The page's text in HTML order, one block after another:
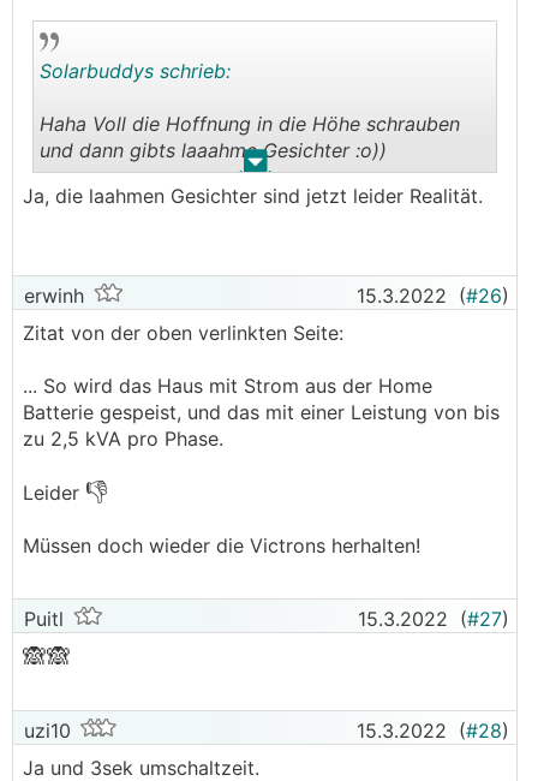
. .
Solarbuddys schrieb:
Haha Voll die Hoffnung in die Höhe schrauben
und dann gibts laaahme Gesichter :o))
Ja, die laahmen Gesichter sind jetzt leider Realität.
erwinh 15.3.2022 (#26)
Zitat von der oben verlinkten Seite:
... So wird das Haus mit Strom aus der Home
Batterie gespeist, und das mit einer Leistung von bis
zu 2,5 kVA pro Phase.
Leider 👎
Müssen doch wieder die Victrons herhalten!
Puitl 15.3.2022 (#27)
🙈🙈
uzi10 15.3.2022 (#28)
Ja und 3sek umschaltzeit.